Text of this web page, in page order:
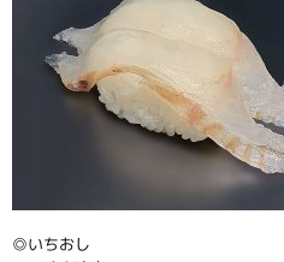
◎いちおし